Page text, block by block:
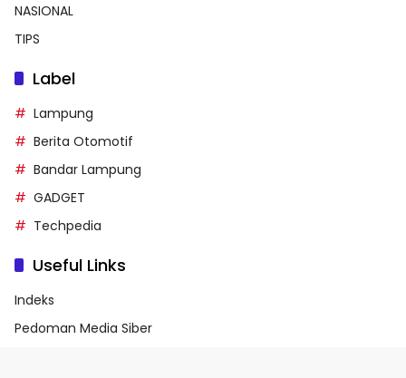
NASIONAL
TIPS
Label
Lampung
Berita Otomotif
Bandar Lampung
GADGET
Techpedia
Useful Links
Indeks
Pedoman Media Siber